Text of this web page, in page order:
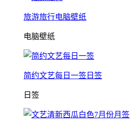
旅游旅行电脑壁纸
电脑壁纸
简约文艺每日一签日签
日签